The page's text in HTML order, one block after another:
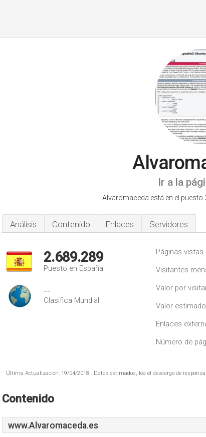
Ir a la
Alvaromaceda está en el puesto
Análisis Contenido Enlaces Servidores
2.689.289
Puesto en España
--
Clasifica Mundial
Páginas vistas
Visitantes
Valor por
Valor estimado
Enlaces
Número de
Última Actualización: 19/04/2018 . Datos estimados, lea el descargo de
Contenido
www.Alvaromaceda.es